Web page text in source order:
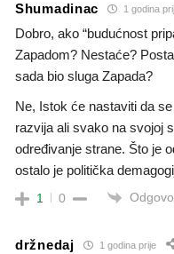
Shumadinac 1 godina
Dobro, ako “budućnost
Zapadom? Nestaće?
sada bio sluga Zapada?
Ne, Istok će nastaviti da
razvija ali svako na svojoj
određivanje strane. Što je
ostalo je politička
1 0
držnedaj 1 godina prije